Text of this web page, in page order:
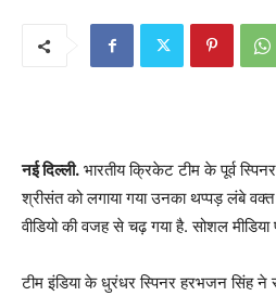
नई दिल्ली. भारतीय क्रिकेट टीम के पूर्व
श्रीसंत को लगाया गया उनका थप्पड़ लंबे वक्त
वीडियो की वजह से चढ़ गया है. सोशल
टीम इंडिया के धुरंधर स्पिनर हरभजन सिंह